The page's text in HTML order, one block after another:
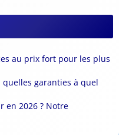
au prix fort pour les plus
garanties à quel
en 2026 ? Notre